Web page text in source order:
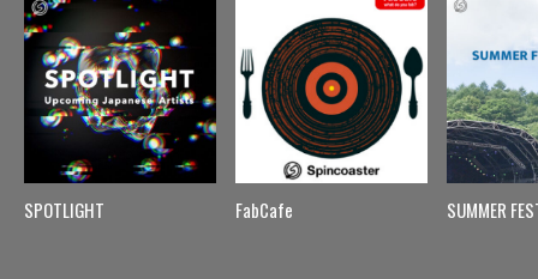
SPOTLIGHT FabCafe SUMMER